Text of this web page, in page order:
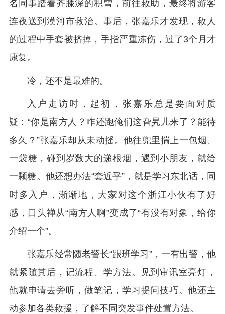
名同事踏着齐膝深的积雪，前往救助，最终将游客
连夜送到漠河市救治。事后，张嘉乐才发现，救人
的过程中手套被挤掉，手指严重冻伤，过了3个月才
康复。
冷，还不是最难的。
入户走访时，起初，张嘉乐总是要面对质
疑：“你是南方人？咋还跑俺们这旮旯儿来了？能待
多久？”张嘉乐却从未动摇。他往兜里揣上一包烟、
一袋糖，碰到岁数大的递根烟，遇到小朋友，就给
一颗糖。他还想办法“套近乎”，就是学习东北话，同
时多入户，渐渐地，大家对这个浙江小伙有了好
感，口头禅从“南方人啊”变成了“有没有对象，给你
介绍一个”。
张嘉乐经常随老警长“跟班学习”，一有出警，他
就紧随其后，记流程、学方法。见到审讯室亮灯，
他就申请去旁听，做笔记，学习提问技巧。他还主
动参加各类救援，了解不同突发事件处置方法。